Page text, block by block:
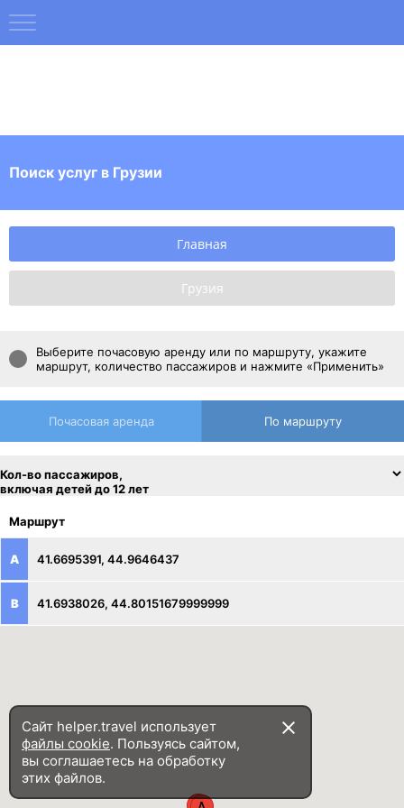
Вход
Популярные направления
Поиск услуг в Грузии
Главная
Грузия
Выберите почасовую аренду или по маршруту, укажите
маршрут, количество пассажиров и нажмите «Применить»
Почасовая аренда По маршруту
Кол-во пассажиров,
включая детей до 12 лет
Маршрут
A 41.6695391, 44.9646437
B 41.6938026, 44.80151679999999
Сайт helper.travel использует
файлы cookie. Пользуясь сайтом,
вы соглашаетесь на обработку
этих файлов.